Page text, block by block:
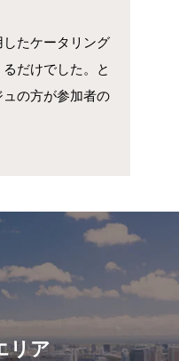
たケータリング
だけでした。と
の方が参加者の
リア